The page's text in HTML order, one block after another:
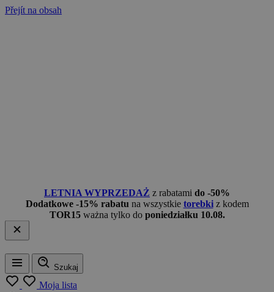
Přejít na obsah
LETNIA WYPRZEDAŻ z rabatami do -50%
Dodatkowe -15% rabatu na wszystkie torebkiz kodem
TOR15 ważna tylko do poniedziałku 10.08.
Menu
Szukaj
Moja lista